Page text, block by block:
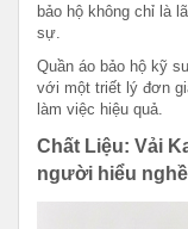
bảo hộ không chỉ là
sự.
Quần áo bảo hộ kỹ
với một triết lý đơn
làm việc hiệu quả.
Chất Liệu: Vải
người hiểu nghề